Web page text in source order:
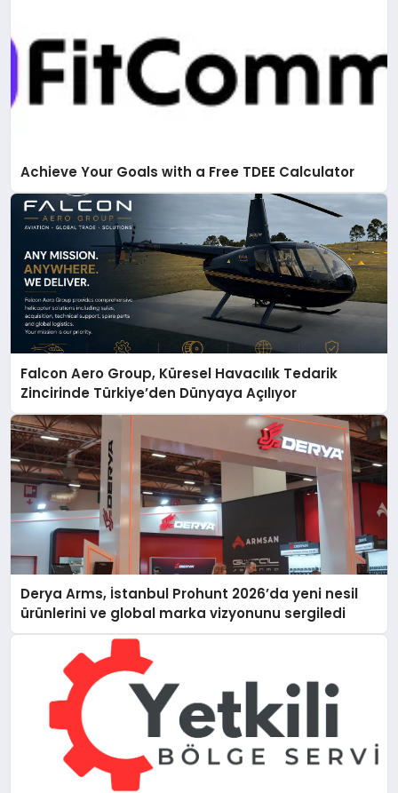
Achieve Your Goals with a Free TDEE Calculator
Falcon Aero Group, Küresel Havacılık Tedarik
Zincirinde Türkiye’den Dünyaya Açılıyor
Derya Arms, İstanbul Prohunt 2026’da yeni nesil
ürünlerini ve global marka vizyonunu sergiledi